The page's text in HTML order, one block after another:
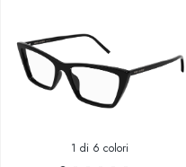
1 di 6 colori